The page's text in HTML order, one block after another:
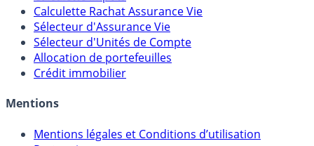
Calculateur d'intérêts
Calculette Impôts
Calculette Rachat Assurance Vie
Sélecteur d'Assurance Vie
Sélecteur d'Unités de Compte
Crédit immobilier
Mentions